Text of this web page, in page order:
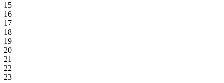
15
16
17
18
19
20
21
22
23